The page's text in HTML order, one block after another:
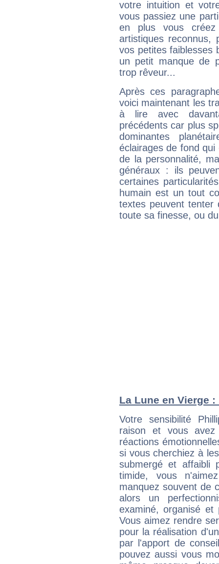
votre intuition et
vous passiez une
en plus vous
artistiques reconnus,
vos petites faiblesses
un petit manque de
trop rêveur...
Après ces
voici maintenant les
à lire avec
précédents car plus
dominantes
éclairages de fond
de la personnalité,
généraux : ils
certaines
humain est un tout
textes peuvent tenter
toute sa finesse, ou
La Lune en Vierge
Votre sensibilité
raison et vous
réactions
si vous cherchiez à
submergé et affaibli
timide, vous
manquez souvent de
alors un
examiné, organisé et
Vous aimez rendre
pour la réalisation
par l'apport de
pouvez aussi vous